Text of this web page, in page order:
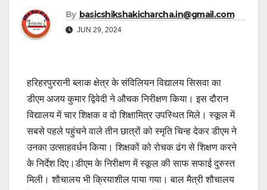
By basicshikshakicharcha.in@gmail.com
JUN 29, 2024
हरिहरपुररानी ब्लाक क्षेत्र के संविलियन विद्यालय सिसवा का
डीएम अजय कुमार द्विवेदी ने औचक निरीक्षण किया। इस दौरान
विद्यालय में चार शिक्षक व दो शिक्षामित्र उपस्थित मिले। स्कूल में
सबसे पहले पहुंचने वाले तीन छात्रों को स्मृति चिन्ह देकर डीएम ने
उनका उत्साहवर्धन किया। शिक्षकों को रोचक ढंग से शिक्षण करने
के निर्देश दिए।डीएम के निरीक्षण में स्कूल की साफ सफाई दुरुस्त
मिली। शौचालय भी क्रियाशील पाया गया। बाल मैत्री शौचालय